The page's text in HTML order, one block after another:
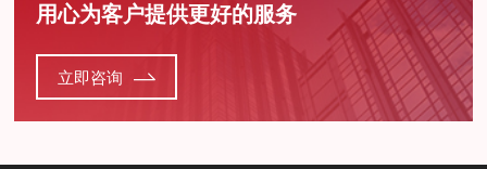
用心为客户提供更好的服务
立即咨询